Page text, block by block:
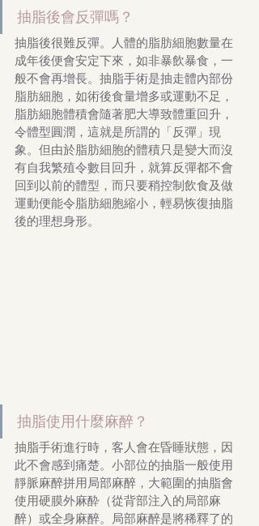
抽脂後會反彈嗎？
抽脂後很難反彈。人體的脂肪細胞數量在
成年後便會安定下來，如非暴飲暴食，一
般不會再增長。抽脂手術是抽走體內部份
脂肪細胞，如術後食量增多或運動不足，
脂肪細胞體積會隨著肥大導致體重回升，
令體型圓潤，這就是所謂的「反彈」現
象。但由於脂肪細胞的體積只是變大而沒
有自我繁殖令數目回升，就算反彈都不會
回到以前的體型，而只要稍控制飲食及做
運動便能令脂肪細胞縮小，輕易恢復抽脂
後的理想身形。
抽脂使用什麼麻醉？
抽脂手術進行時，客人會在昏睡狀態，因
此不會感到痛楚。小部位的抽脂一般使用
靜脈麻醉拼用局部麻醉，大範圍的抽脂會
使用硬膜外麻酔（從背部注入的局部麻
醉）或全身麻醉。局部麻醉是將稀釋了的